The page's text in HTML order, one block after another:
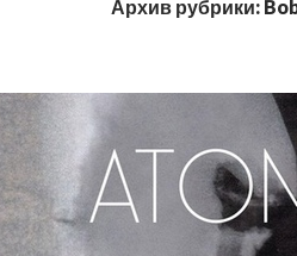
Архив рубрики: